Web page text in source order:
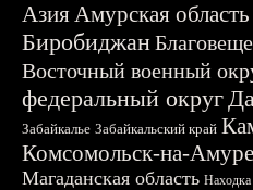
АзияАмурская область
Биробиджан
Восточный военный
федеральный округ
Забайкалье Забайкальский край
Комсомольск-на-Амуре
Магаданская область Находка